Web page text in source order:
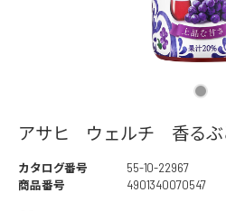
アサヒ ウェルチ 香る
カタログ番号
55-10-22967
商品番号
4901340070547